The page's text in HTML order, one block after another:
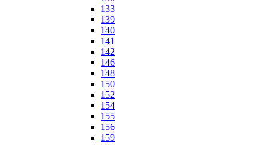
133
139
140
141
142
146
148
150
152
154
155
156
159